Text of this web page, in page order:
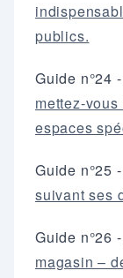
publics.
Guide n°24 -
mettez-
espaces
Guide n°25
suivant ses
Guide n°26 -
magasin –